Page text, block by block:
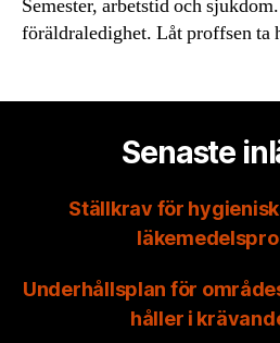
Semester, arbetstid och
föräldraledighet. Låt proffsen ta
Senaste
Ställkrav för
Underhållsplan för
håller i